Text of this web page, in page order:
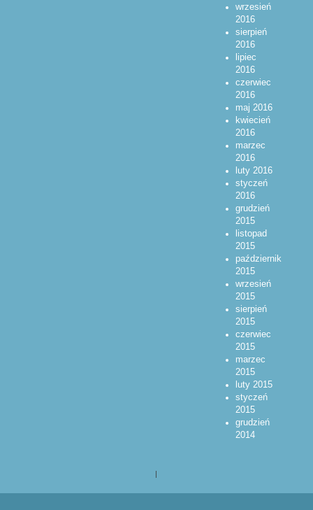
wrzesień
2016
sierpień
2016
lipiec
2016
czerwiec
2016
maj 2016
kwiecień
2016
marzec
2016
luty 2016
styczeń
2016
grudzień
2015
listopad
2015
październik
2015
wrzesień
2015
sierpień
2015
czerwiec
2015
marzec
2015
luty 2015
styczeń
2015
grudzień
2014